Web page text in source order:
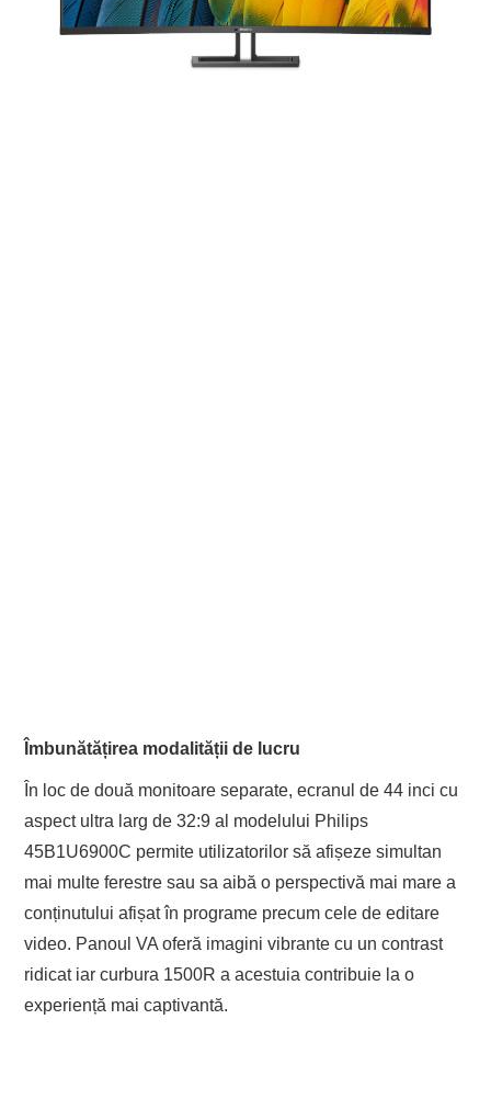
Îmbunătățirea modalității de lucru
În loc de două monitoare separate, ecranul de 44 inci cu
aspect ultra larg de 32:9 al modelului Philips
45B1U6900C permite utilizatorilor să afișeze simultan
mai multe ferestre sau sa aibă o perspectivă mai mare a
conținutului afișat în programe precum cele de editare
video. Panoul VA oferă imagini vibrante cu un contrast
ridicat iar curbura 1500R a acestuia contribuie la o
experiență mai captivantă.